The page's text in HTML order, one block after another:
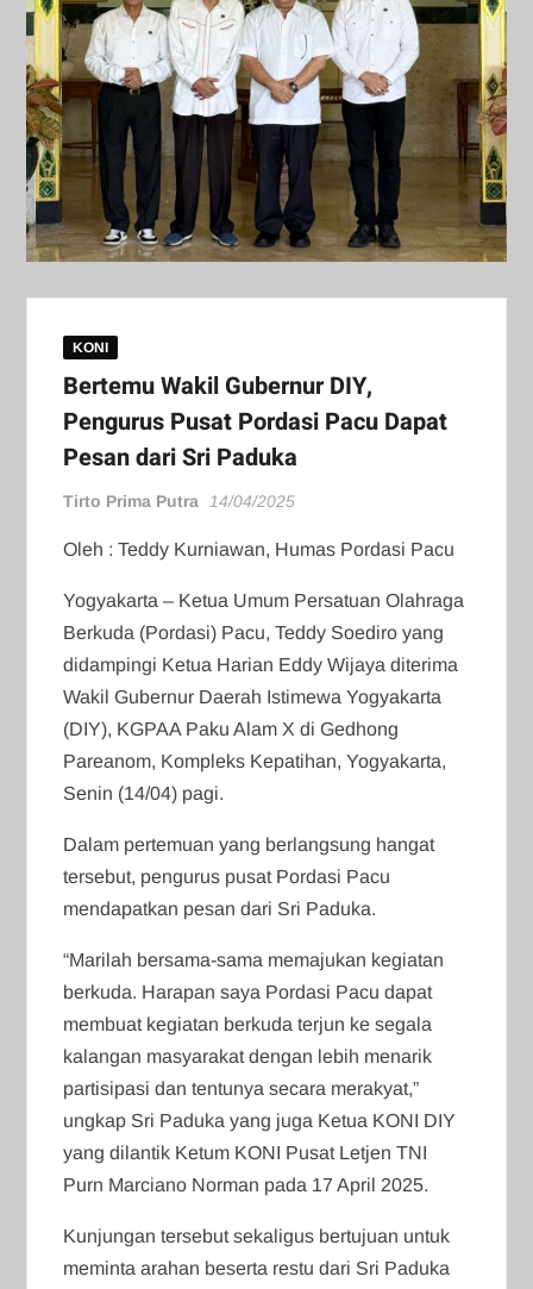
KONI
Bertemu Wakil Gubernur DIY,
Pengurus Pusat Pordasi Pacu Dapat
Pesan dari Sri Paduka
Tirto Prima Putra 14/04/2025
Oleh : Teddy Kurniawan, Humas Pordasi Pacu
Yogyakarta – Ketua Umum Persatuan Olahraga
Berkuda (Pordasi) Pacu, Teddy Soediro yang
didampingi Ketua Harian Eddy Wijaya diterima
Wakil Gubernur Daerah Istimewa Yogyakarta
(DIY), KGPAA Paku Alam X di Gedhong
Pareanom, Kompleks Kepatihan, Yogyakarta,
Senin (14/04) pagi.
Dalam pertemuan yang berlangsung hangat
tersebut, pengurus pusat Pordasi Pacu
mendapatkan pesan dari Sri Paduka.
“Marilah bersama-sama memajukan kegiatan
berkuda. Harapan saya Pordasi Pacu dapat
membuat kegiatan berkuda terjun ke segala
kalangan masyarakat dengan lebih menarik
partisipasi dan tentunya secara merakyat,”
ungkap Sri Paduka yang juga Ketua KONI DIY
yang dilantik Ketum KONI Pusat Letjen TNI
Purn Marciano Norman pada 17 April 2025.
Kunjungan tersebut sekaligus bertujuan untuk
meminta arahan beserta restu dari Sri Paduka